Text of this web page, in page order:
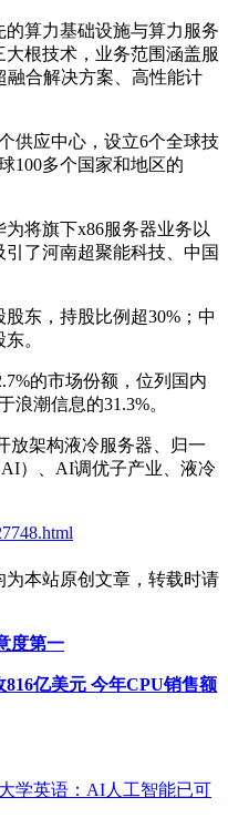
算力基础设施与算力服务
根技术，业务范围涵盖服
合解决方案、高性能计
供应中心，设立6个全球技
100多个国家和地区的
将旗下x86服务器业务以
了河南超聚能科技、中国
东，持股比例超30%；中
。
的市场份额，位列国内
浪潮信息的31.3%。
放架构液冷服务器、归一
）、AI调优子产业、液冷
为本站原创文章，转载时请
度第一
亿美元 今年CPU销售额